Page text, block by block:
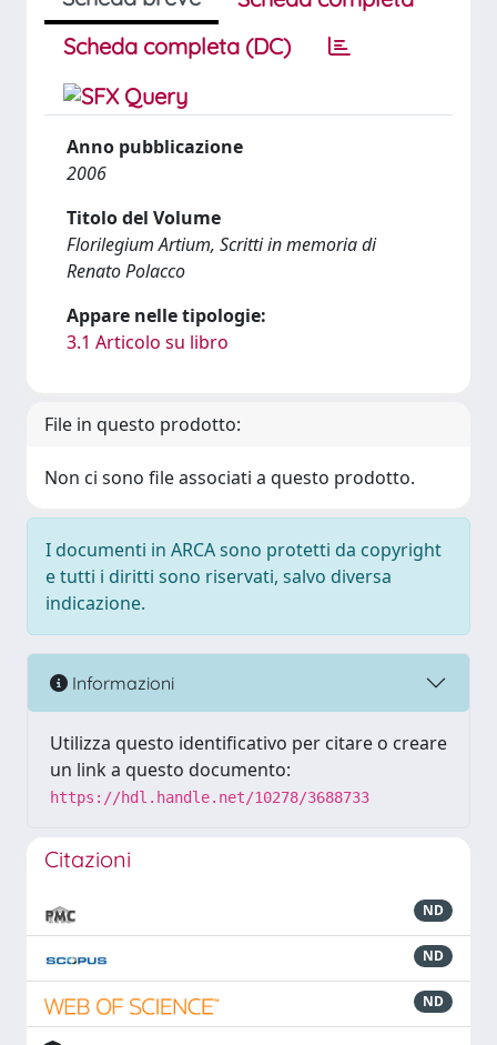
Scheda completa (DC)
Anno pubblicazione
2006
Titolo del Volume
Florilegium Artium, Scritti in memoria di
Renato Polacco
Appare nelle tipologie:
3.1 Articolo su libro
File in questo prodotto:
Non ci sono file associati a questo prodotto.
I documenti in ARCA sono protetti da copyright
e tutti i diritti sono riservati, salvo diversa
indicazione.
Informazioni
Utilizza questo identificativo per citare o creare
un link a questo documento:
https://hdl.handle.net/10278/3688733
Citazioni
ND
ND
ND